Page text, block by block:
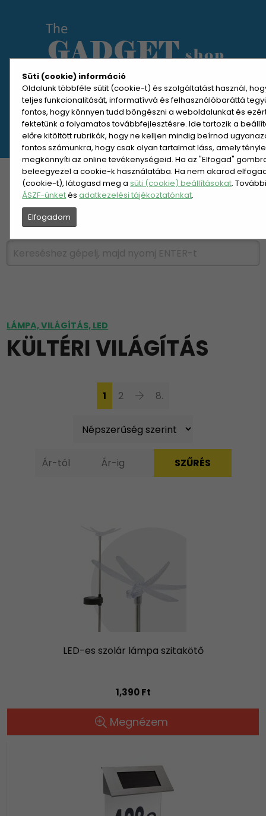
Süti (cookie) információ
Oldalunk többféle sütit (cookie-t) és szolgáltatást használ,
teljes funkcionalitását, informatívvá és felhasználóbaráttá
fontos, hogy könnyen tudd böngészni a weboldalunkat és
fektetünk a folyamatos továbbfejlesztésre. Ide tartozik a
előre kitöltött rubrikák, hogy ne kelljen mindig beírnod
fontos számunkra, hogy csak olyan tartalmat láss, amely
megkönnyíti az online tevékenységeid. Ha az "Elfogad"
beleegyezel a cookie-k használatába. Ha nem akarod
(cookie-t), látogasd meg asüti (cookie) beállításokat.
ÁSZF-ünketésadatkezelési tájékoztatónkat.
Elfogadom
MENÜ MEGNYITÁSA
REGISZTRÁCIÓ BELÉPÉS
KATEGÓRIÁK HETI AJÁNLAT
ÚJDONSÁGOK NÉPSZERŰ
LÁMPA, VILÁGÍTÁS, LED
KÜLTÉRI VILÁGÍTÁS
1 2 8.
LED-es szolár lámpa szitakötő
1,390 Ft
Megnézem